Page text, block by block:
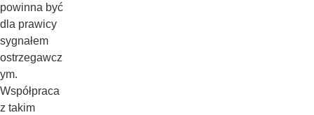
powinna być
dla prawicy
sygnałem
ostrzegawcz
ym.
Współpraca
z takim